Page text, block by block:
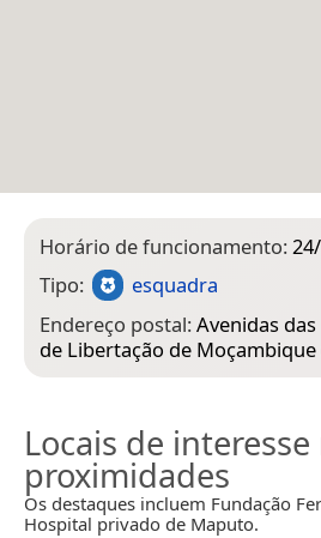
Horário de funcionamento:
Tipo:
esquadra
Endereço postal:Avenidas
de Libertação de Moçambique
Locais de interesse
proximidades
Os destaques incluem Fundação
Hospital privado de Maputo.